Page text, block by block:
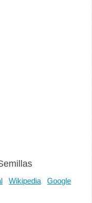
Wikipedia Google